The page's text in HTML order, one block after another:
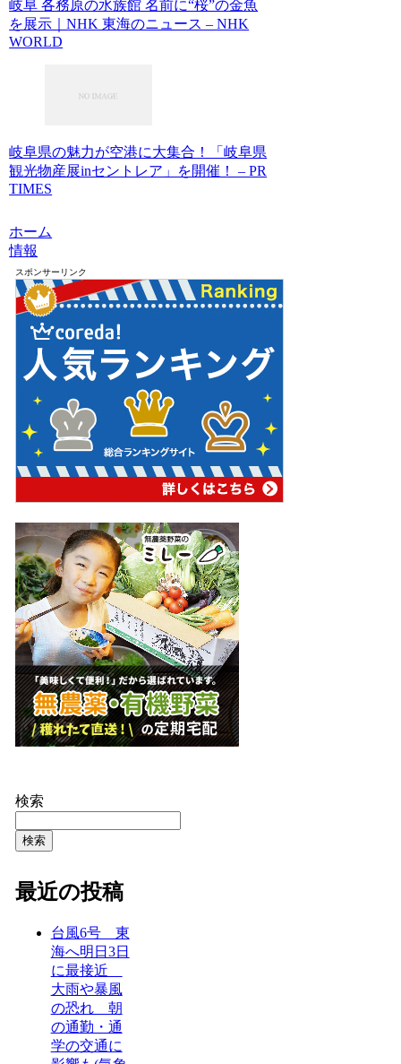
岐阜 各務原の水族館 名前に“桜”の金魚
を展示｜NHK 東海のニュース – NHK
WORLD
岐阜県の魅力が空港に大集合！「岐阜県
観光物産展inセントレア」を開催！ – PR
TIMES
ホーム
情報
スポンサーリンク
検索
検索
最近の投稿
台風6号 東
海へ明日3日
に最接近
大雨や暴風
の恐れ 朝
の通勤・通
学の交通に